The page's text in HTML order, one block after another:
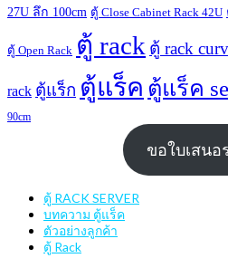
27U ลึก 100cm ตู้ Close Cabinet Rack 42U
ตู้ Open Rack ตู้ rack ตู้ rack
rack ตู้แร็ก ตู้แร็ค ตู้แร็ค
90cm
ขอใบเสนอ
ตู้ RACK SERVER
บทความ ตู้แร็ค
ตัวอย่างลูกค้า
ตู้ Rack